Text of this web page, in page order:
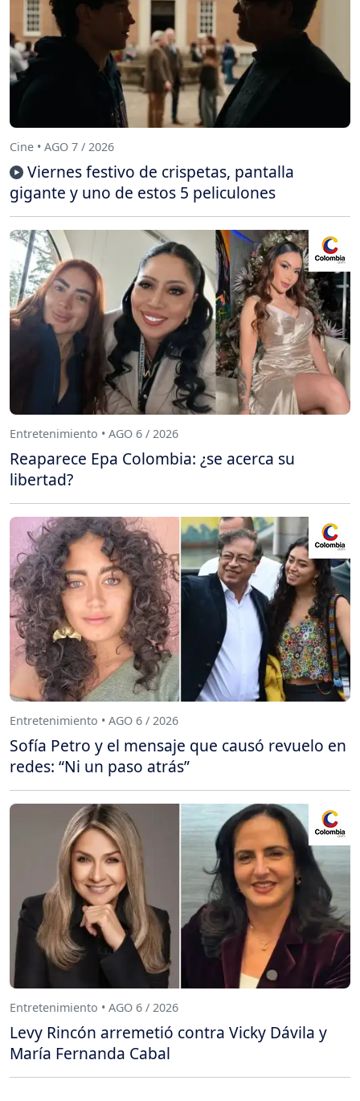
Cine • AGO 7 / 2026
Viernes festivo de crispetas, pantalla
gigante y uno de estos 5 peliculones
Entretenimiento • AGO 6 / 2026
Reaparece Epa Colombia: ¿se acerca su
libertad?
Entretenimiento • AGO 6 / 2026
Sofía Petro y el mensaje que causó revuelo en
redes: “Ni un paso atrás”
Entretenimiento • AGO 6 / 2026
Levy Rincón arremetió contra Vicky Dávila y
María Fernanda Cabal